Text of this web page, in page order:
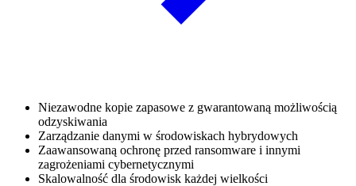
Niezawodne kopie zapasowe z gwarantowaną możliwością
odzyskiwania
Zarządzanie danymi w środowiskach hybrydowych
Zaawansowaną ochronę przed ransomware i innymi
zagrożeniami cybernetycznymi
Skalowalność dla środowisk każdej wielkości